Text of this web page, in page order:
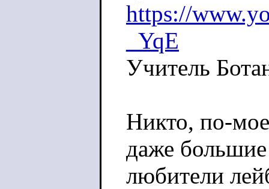
https://
_YqE
Учитель
Никто, по-
даже большие
любители